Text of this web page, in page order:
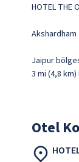
HOTEL THE
Akshardham
Jaipur
3 mi (4,8
Otel